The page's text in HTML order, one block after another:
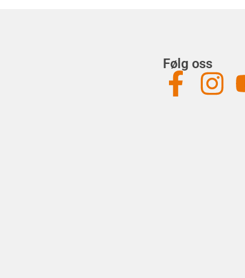
Følg oss